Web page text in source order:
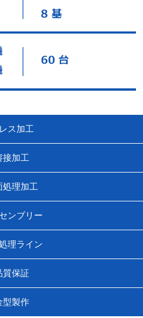
ス加工
接加工
処理加工
ンブリー
理ライン
質保証
型製作